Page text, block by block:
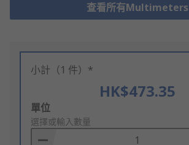
查看所有Multimeters
小計（1 件）*
HK$473.35
Add
to
Basket
單位
選擇或輸入數量